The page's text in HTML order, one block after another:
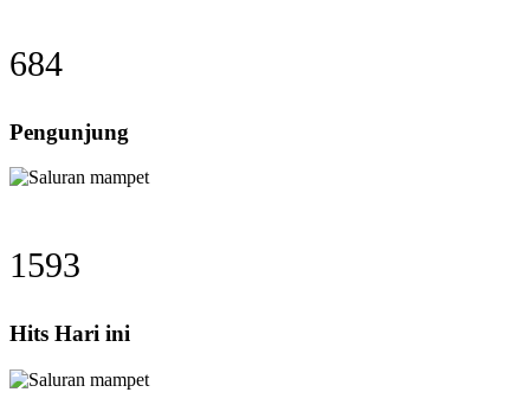
684
Pengunjung
1593
Hits Hari ini